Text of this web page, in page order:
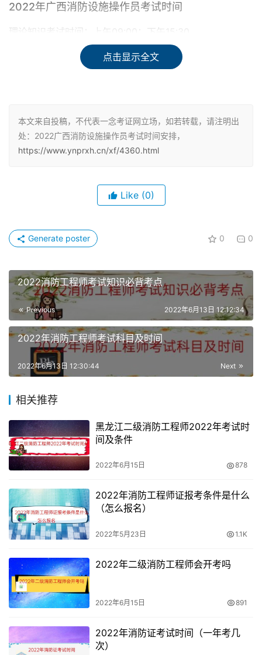
2022年广西消防设施操作员考试时间
理论知识考试时间：上午09:00；下午15:30。
操作技能考核时间：上午08:00；下午14:00。
式组织考试。
1.首次报名考生：理论考试根据准考证日期为准。当理论考
试时间为下午时，技能考核安排在当日上午8时。
技能鉴定费用实行网上缴费，报名审核通过后收取。
初级职业技能鉴定费为240元/人（含理论考试费60元、技
能考核费180元），理论补考60元/人、技能补考180元/
中级职业技能鉴定费为290元/人（含理论考试费60元、技
人。
缴费方式：线上缴费。通过报名审核的人员请登录广西财政
厅统一公共收付平台进行缴费，
厅收费系统设定，缴款人统一为考生姓名（不能为单位），
收费细项分为理论考试费和技能考核费。
点击显示全文
本文来自投稿，不代表一念考证网立场，如若转载，请注明出
处：2022广西消防设施操作员考试时间安排，
https://www.ynprxh.cn/xf/4360.html
Like (0)
0 0
Generate poster
2022消防工程师考试知识必背考点
Previous 2022年6月13日 12:12:34
2022年消防工程师考试科目及时间
Next
2022年6月13日 12:30:44
相关推荐
黑龙江二级消防工程师2022年考试时
间及条件
2022年6月15日 878
2022年消防工程师证报考条件是什么
（怎么报名）
2022年5月23日 1.1K
2022年二级消防工程师会开考吗
2022年6月15日 891
2022年消防证考试时间（一年考几
次）